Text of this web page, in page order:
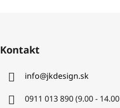
Kontakt
info@jkdesign.sk
0911 013 890 (9.00 - 14.00